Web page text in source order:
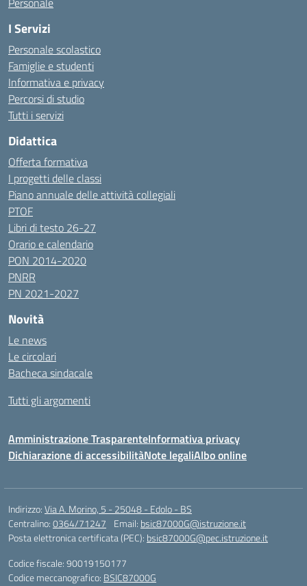
I Servizi
Personale scolastico
Famiglie e studenti
Informativa e privacy
Percorsi di studio
Tutti i servizi
Didattica
Offerta formativa
I progetti delle classi
Piano annuale delle attività collegiali
PTOF
Libri di testo 26-27
Orario e calendario
PON 2014-2020
PNRR
PN 2021-2027
Novità
Le news
Le circolari
Bacheca sindacale
Tutti gli argomenti
Amministrazione TrasparenteInformativa privacy
Dichiarazione di accessibilitàNote legaliAlbo online
Indirizzo:Via A. Morino, 5 - 25048 - Edolo - BS
Centralino:0364/71247 Email: bsic87000G@istruzione.it
Posta elettronica certificata (PEC): bsic87000G@pec.istruzione.it
Codice fiscale: 90019150177
Codice meccanografico: BSIC87000G